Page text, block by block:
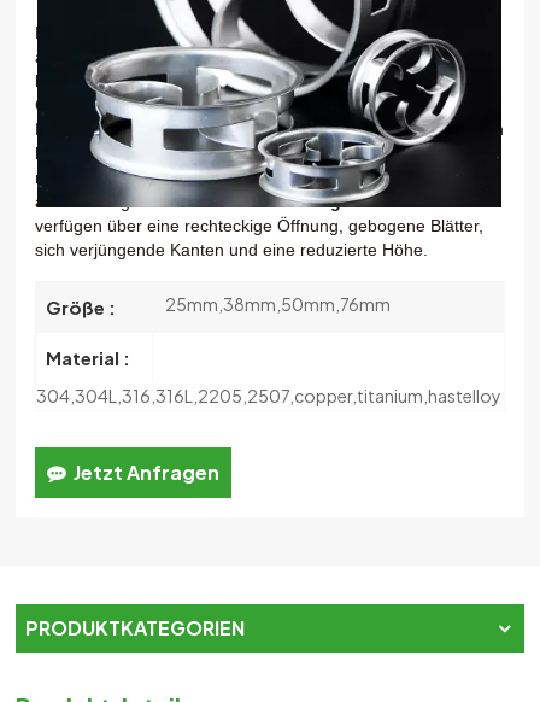
Es wurde von der britischen Firma MTL Ltd entwickelt, die
auch CMR heißt.
Kaskadenring aus Metallist eine neue Art von
Großverpackung mit den Vorteilen hoher Kapazität, guter
Fleckenbeständigkeit und geringem Druckabfall. Seine Seiten
haben ein oder zwei abgeschrägte Kanten, die eine höhere
mechanische Festigkeit und einen besseren Gasdurchgang
als Pall-Ringe aufweisen.
Kaskadenringe aus Metall
verfügen über eine rechteckige Öffnung, gebogene Blätter,
sich verjüngende Kanten und eine reduzierte Höhe.
Größe : 25mm,38mm,50mm,76mm
Material :
304,304L,316,316L,2205,2507,copper,titanium,hastelloy
Jetzt Anfragen
PRODUKTKATEGORIEN